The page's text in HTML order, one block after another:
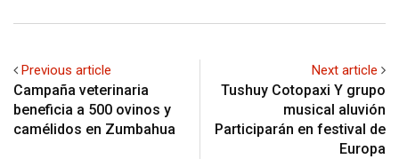
Previous article
Campaña veterinaria
beneficia a 500 ovinos y
camélidos en Zumbahua
Next article
Tushuy Cotopaxi Y grupo
musical aluvión
Participarán en festival de
Europa